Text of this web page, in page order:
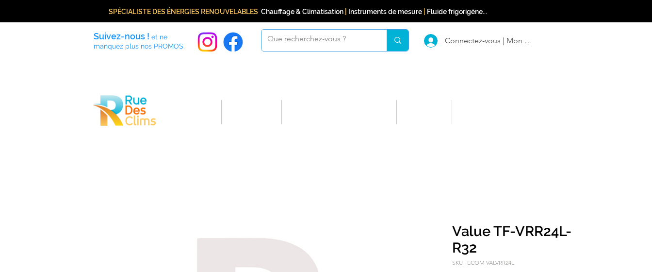
SPÉCIALISTE DES ÉNERGIES RENOUVELABLES Chauffage & Climatisation Instruments de mesure Fluide frigorigène...
Suivez-nous ! et ne
manquez plus nos PROMOS.
Connectez-vous | Mon Compte
Value TF-VRR24L-
R32
SKU : ECOM VALVRR24L